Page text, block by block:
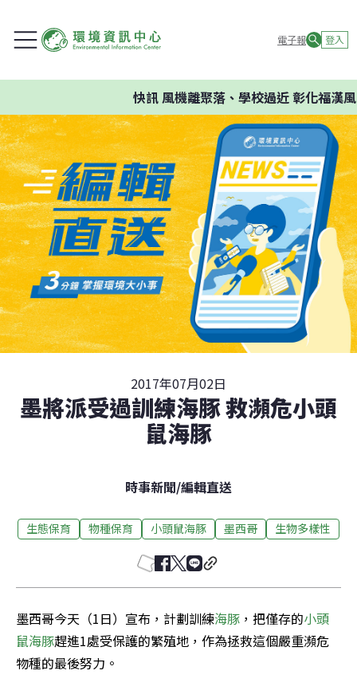
電子報 登入
快訊風機離聚落、學校過近 彰化福漢風
2017年07月02日
墨將派受過訓練海豚 救瀕危小頭
鼠海豚
時事新聞/編輯直送
生態保育 物種保育 小頭鼠海豚 墨西哥 生物多樣性
墨西哥今天（1日）宣布，計劃訓練海豚 ，把僅存的小頭
鼠海豚趕進1處受保護的繁殖地，作為拯救這個嚴重瀕危
物種的最後努力。